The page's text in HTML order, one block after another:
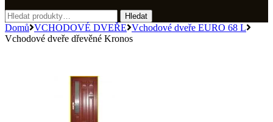
Hledat:
Hledat
Domů VCHODOVÉ DVEŘE Vchodové dveře EURO 68 L
Vchodové dveře dřevěné Kronos